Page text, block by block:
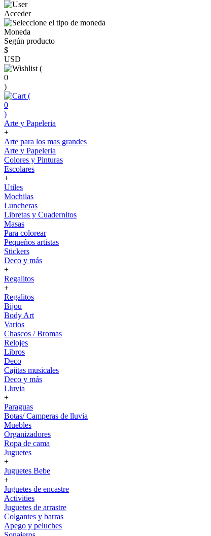
Acceder
Moneda
Según producto
$
USD
(
0
)
(
0
)
Arte y Papeleria
+
Arte para los mas grandes
Arte y Papeleria
Colores y Pinturas
Escolares
+
Utiles
Mochilas
Luncheras
Libretas y Cuadernitos
Masas
Para colorear
Pequeños artistas
Stickers
Deco y más
+
Regalitos
+
Regalitos
Bijou
Body Art
Varios
Chascos / Bromas
Relojes
Libros
Deco
Cajitas musicales
Deco y más
Lluvia
+
Paraguas
Botas/ Camperas de lluvia
Muebles
Organizadores
Ropa de cama
Juguetes
+
Juguetes Bebe
+
Juguetes de encastre
Activities
Juguetes de arrastre
Colgantes y barras
Apego y peluches